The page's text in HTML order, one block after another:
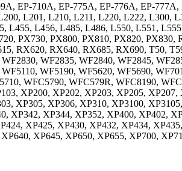
EP-710A, EP-775A, EP-776A, EP-
L201, L210, L211, L220, L222, L300,
L456, L485, L486, L550, L551,
PX730, PX800, PX810, PX820, PX830,
RX620, RX640, RX685, RX690, T50,
WF2835, WF2840, WF2845,
WF5190, WF5620, WF5690,
WFC5790, WFC579R, WFC8190,
XP200, XP202, XP203, XP205,
XP305, XP306, XP310, XP3100,
XP342, XP344, XP352, XP400, XP402,
XP425, XP430, XP432, XP434,
XP645, XP650, XP655, XP700,